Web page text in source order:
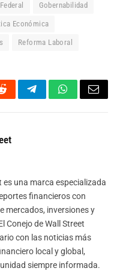
Gobernabilidad
Económica
Reforma Laboral
RedditTelegramWhatsApp
Email
es una marca especializada
financieros con
mercados, inversiones y
Conejo de Wall Street
con las noticias más
local y global,
siempre informada.